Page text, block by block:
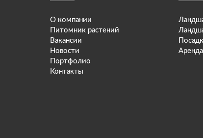
О компании
Питомник растений
Вакансии
Новости
Портфолио
Контакты